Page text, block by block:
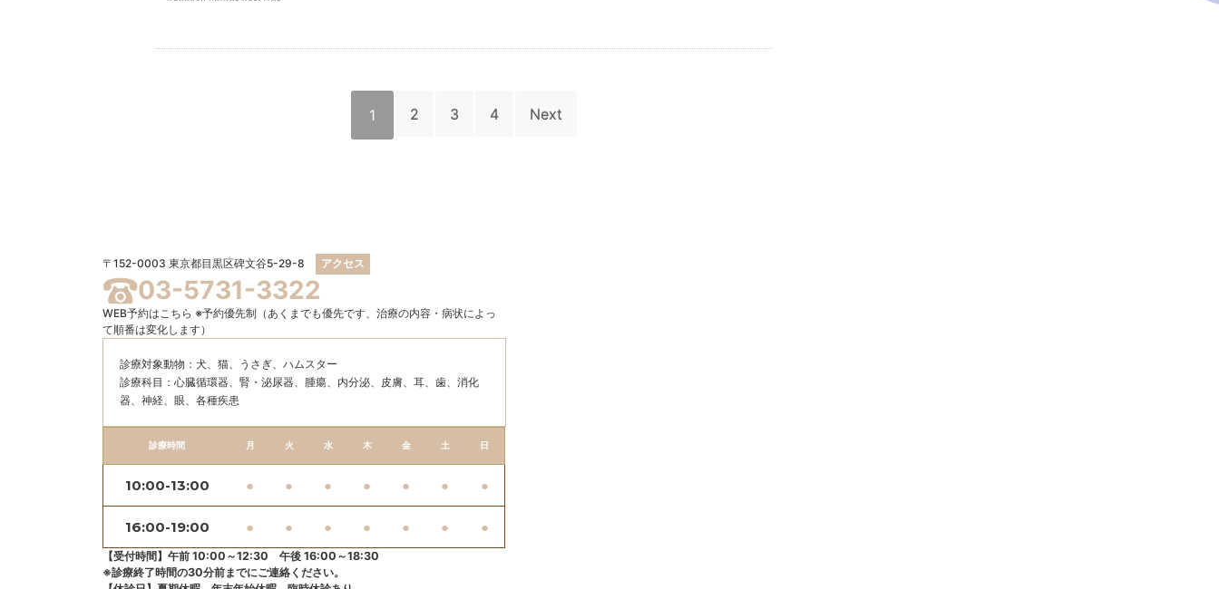
1 2 3 4 Next
〒152-0003 東京都目黒区碑文谷5-29-8 アクセス
03-5731-3322
WEB予約はこちら ※予約優先制（あくまでも優先です、治療の内容・病状によっ
て順番は変化します）
診療対象動物：犬、猫、うさぎ、ハムスター
診療科目：⼼臓循環器、腎・泌尿器、腫瘍、内分泌、⽪膚、耳、歯、消化
器、神経、眼、各種疾患
診療時間 月 火 水 木 金 土 日
10:00-13:00 ● ● ● ● ● ● ●
16:00-19:00 ● ● ● ● ● ● ●
【受付時間】午前 10:00～12:30 午後 16:00～18:30
※診療終了時間の30分前までにご連絡ください。